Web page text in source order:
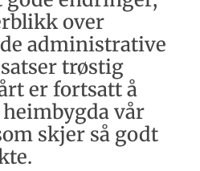
over
administrative
trøstig
er fortsatt å
vår
skjer så godt